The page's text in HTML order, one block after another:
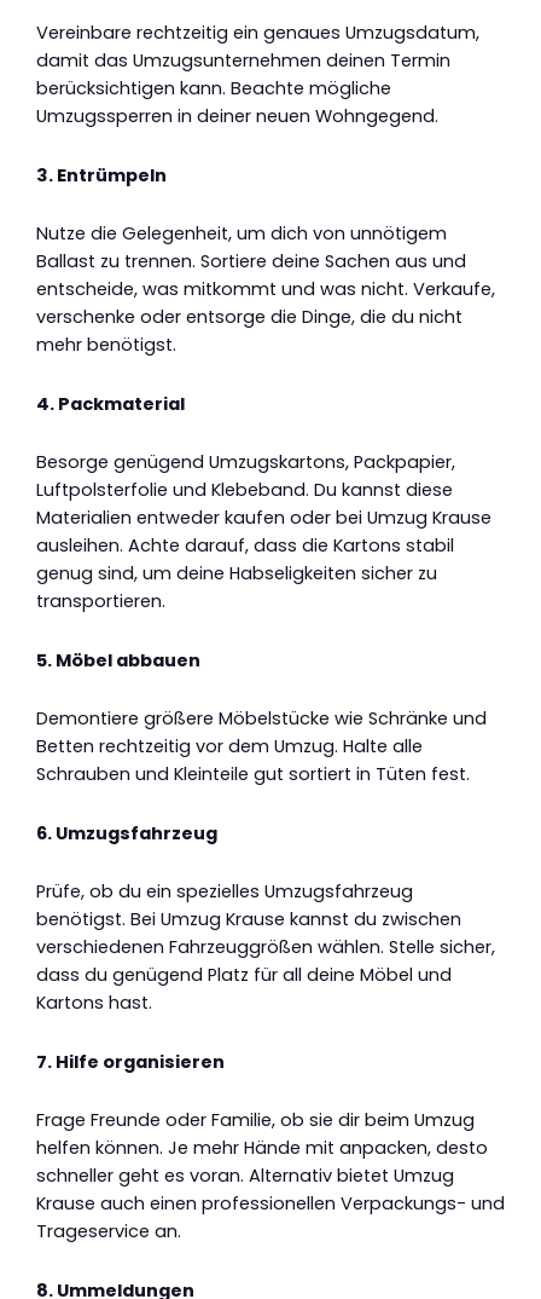
Vereinbare rechtzeitig ein genaues Umzugsdatum,
damit das Umzugsunternehmen deinen Termin
berücksichtigen kann. Beachte mögliche
Umzugssperren in deiner neuen Wohngegend.
3. Entrümpeln
Nutze die Gelegenheit, um dich von unnötigem
Ballast zu trennen. Sortiere deine Sachen aus und
entscheide, was mitkommt und was nicht. Verkaufe,
verschenke oder entsorge die Dinge, die du nicht
mehr benötigst.
4. Packmaterial
Besorge genügend Umzugskartons, Packpapier,
Luftpolsterfolie und Klebeband. Du kannst diese
Materialien entweder kaufen oder bei Umzug Krause
ausleihen. Achte darauf, dass die Kartons stabil
genug sind, um deine Habseligkeiten sicher zu
transportieren.
5. Möbel abbauen
Demontiere größere Möbelstücke wie Schränke und
Betten rechtzeitig vor dem Umzug. Halte alle
Schrauben und Kleinteile gut sortiert in Tüten fest.
6. Umzugsfahrzeug
Prüfe, ob du ein spezielles Umzugsfahrzeug
benötigst. Bei Umzug Krause kannst du zwischen
verschiedenen Fahrzeuggrößen wählen. Stelle sicher,
dass du genügend Platz für all deine Möbel und
Kartons hast.
7. Hilfe organisieren
Frage Freunde oder Familie, ob sie dir beim Umzug
helfen können. Je mehr Hände mit anpacken, desto
schneller geht es voran. Alternativ bietet Umzug
Krause auch einen professionellen Verpackungs- und
Trageservice an.
8. Ummeldungen